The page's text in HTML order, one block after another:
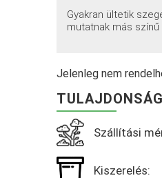
Gyakran ültetik
mutatnak más
Jelenleg nem
Szállítási
Kiszerelés: